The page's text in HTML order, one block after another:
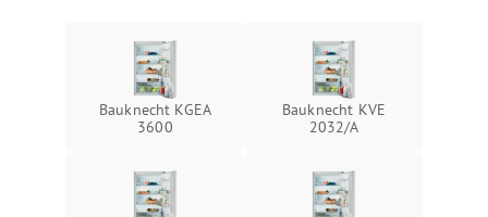
Bauknecht KGEA
3600
Bauknecht KVE
2032/A